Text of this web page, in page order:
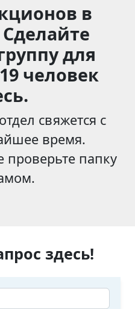
в
для
человек
свяжется с
время.
проверьте папку
здесь!